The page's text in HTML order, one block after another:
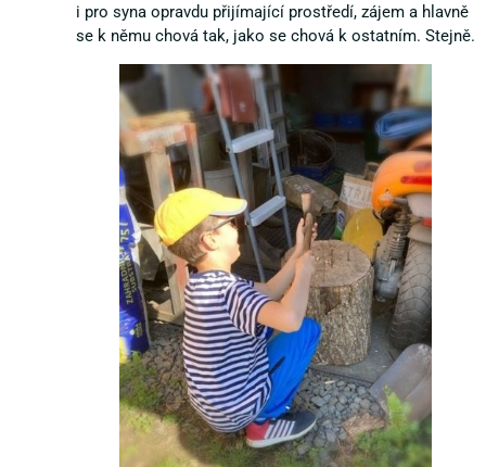
i pro syna opravdu přijímající prostředí, zájem a hlavně
se k němu chová tak, jako se chová k ostatním. Stejně.